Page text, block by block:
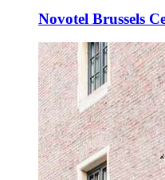
Novotel Brussels